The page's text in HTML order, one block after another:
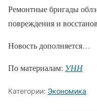
Ремонтные бригады
повреждения и
Новость дополняется…
По материалам: УНН
Категории: Экономика